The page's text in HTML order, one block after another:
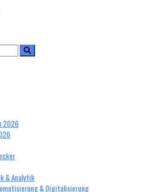
2026
& Analytik
& Digitalisierung